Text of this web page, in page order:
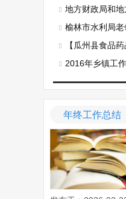
地方财政局和地
榆林市水利局老
【瓜州县食品药
2016年乡镇工
年终工作总结